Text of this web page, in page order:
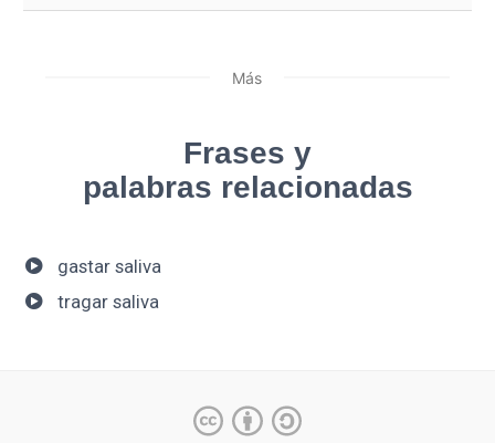
Más
Frases y
palabras relacionadas
gastar saliva
tragar saliva